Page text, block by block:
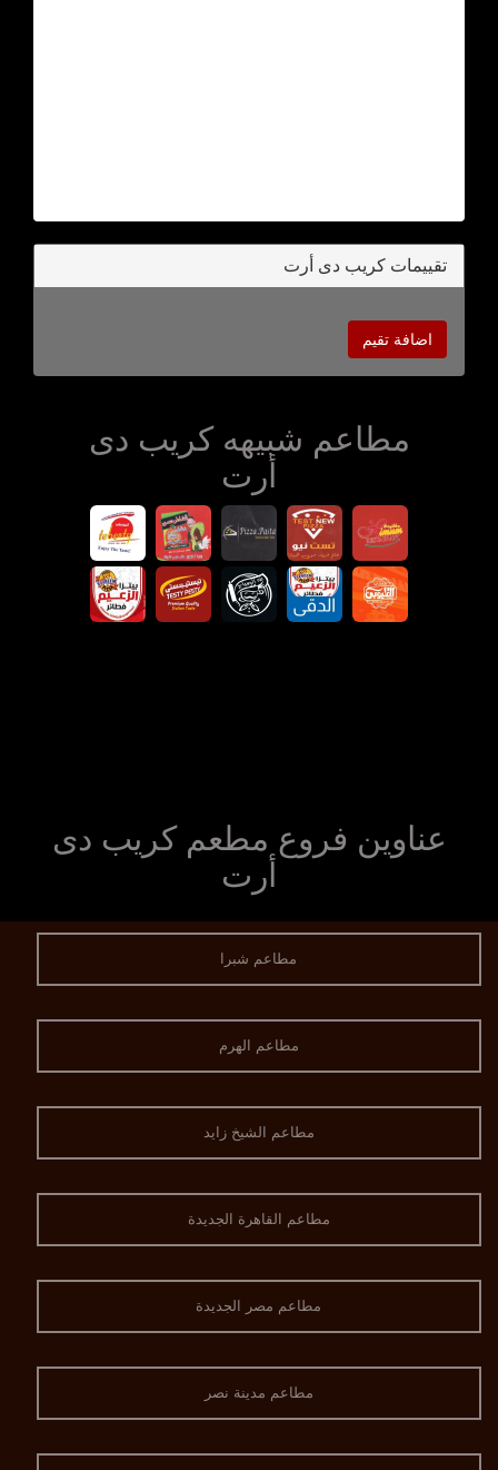
تقييمات كريب دى أرت
اضافة تقيم
مطاعم شبيهه كريب دى
أرت
عناوين فروع مطعم كريب دى
أرت
مطاعم شبرا
مطاعم الهرم
مطاعم الشيخ زايد
مطاعم القاهرة الجديدة
مطاعم مصر الجديدة
مطاعم مدينة نصر